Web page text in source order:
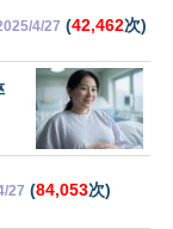
4/27 (42,462次)
27 (84,053次)